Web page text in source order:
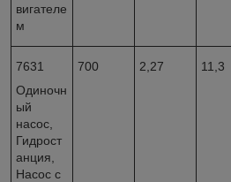
вигателе
м
7631
Одиночн
ый
насос,
Гидрост
анция,
Насос с
700 2,27 11,3